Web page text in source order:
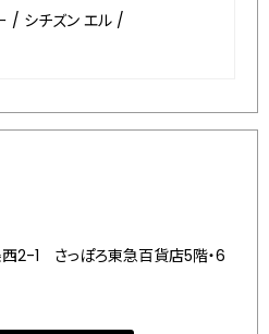
/ シチズン エル /
2-1 さっぽろ東急百貨店5階・6